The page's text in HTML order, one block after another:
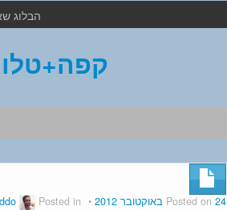
הבלוג
Posted on 24 באוקטובר 2012 Posted in